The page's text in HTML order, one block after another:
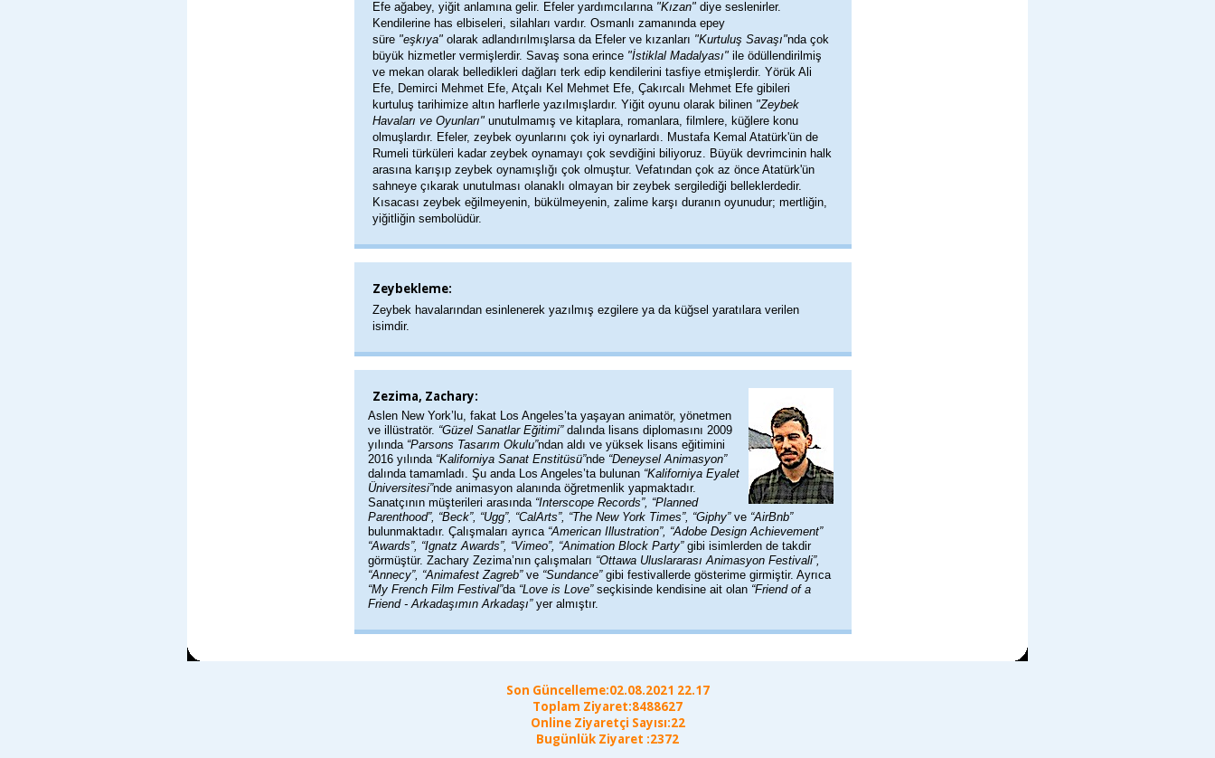
Efe ağabey, yiğit anlamına gelir. Efeler yardımcılarına "Kızan" diye seslenirler.
Kendilerine has elbiseleri, silahları vardır. Osmanlı zamanında epey
süre "eşkıya" olarak adlandırılmışlarsa da Efeler ve kızanları "Kurtuluş Savaşı"nda çok
büyük hizmetler vermişlerdir. Savaş sona erince "İstiklal Madalyası" ile ödüllendirilmiş
ve mekan olarak belledikleri dağları terk edip kendilerini tasfiye etmişlerdir. Yörük Ali
Efe, Demirci Mehmet Efe, Atçalı Kel Mehmet Efe, Çakırcalı Mehmet Efe gibileri
kurtuluş tarihimize altın harflerle yazılmışlardır. Yiğit oyunu olarak bilinen "Zeybek
Havaları ve Oyunları" unutulmamış ve kitaplara, romanlara, filmlere, küğlere konu
olmuşlardır. Efeler, zeybek oyunlarını çok iyi oynarlardı. Mustafa Kemal Atatürk'ün de
Rumeli türküleri kadar zeybek oynamayı çok sevdiğini biliyoruz. Büyük devrimcinin halk
arasına karışıp zeybek oynamışlığı çok olmuştur. Vefatından çok az önce Atatürk'ün
sahneye çıkarak unutulması olanaklı olmayan bir zeybek sergilediği belleklerdedir.
Kısacası zeybek eğilmeyenin, bükülmeyenin, zalime karşı duranın oyunudur; mertliğin,
yiğitliğin sembolüdür.
Zeybekleme:
Zeybek havalarından esinlenerek yazılmış ezgilere ya da küğsel yaratılara verilen
isimdir.
Zezima, Zachary:
Aslen New York’lu, fakat Los Angeles’ta yaşayan animatör, yönetmen
ve illüstratör. “Güzel Sanatlar Eğitimi” dalında lisans diplomasını 2009
yılında “Parsons Tasarım Okulu”ndan aldı ve yüksek lisans eğitimini
2016 yılında “Kaliforniya Sanat Enstitüsü”nde “Deneysel Animasyon”
dalında tamamladı. Şu anda Los Angeles’ta bulunan “Kaliforniya Eyalet
Üniversitesi”nde animasyon alanında öğretmenlik yapmaktadır.
Sanatçının müşterileri arasında “Interscope Records”, “Planned
Parenthood”, “Beck”, “Ugg”, “CalArts”, “The New York Times”, “Giphy”ve “AirBnb”
bulunmaktadır. Çalışmaları ayrıca “American Illustration”, “Adobe Design Achievement”
“Awards”, “Ignatz Awards”, “Vimeo”, “Animation Block Party”gibi isimlerden de takdir
görmüştür. Zachary Zezima’nın çalışmaları “Ottawa Uluslararası Animasyon Festivali”,
“Annecy”, “Animafest Zagreb”ve “Sundance”gibi festivallerde gösterime girmiştir. Ayrıca
“My French Film Festival”da “Love is Love” seçkisinde kendisine ait olan “Friend of a
Friend - Arkadaşımın Arkadaşı” yer almıştır.
Son Güncelleme:02.08.2021 22.17
Toplam Ziyaret:8488627
Online Ziyaretçi Sayısı:22
Bugünlük Ziyaret :2372